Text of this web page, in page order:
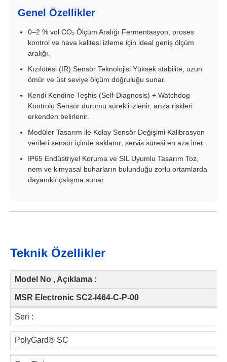
Genel Özellikler
0–2 % vol CO₂ Ölçüm Aralığı Fermentasyon, proses
kontrol ve hava kalitesi izleme için ideal geniş ölçüm
aralığı.
Kızılötesi (IR) Sensör Teknolojisi Yüksek stabilite, uzun
ömür ve üst seviye ölçüm doğruluğu sunar.
Kendi Kendine Teşhis (Self-Diagnosis) + Watchdog
Kontrolü Sensör durumu sürekli izlenir, arıza riskleri
erkenden belirlenir.
Modüler Tasarım ile Kolay Sensör Değişimi Kalibrasyon
verileri sensör içinde saklanır; servis süresi en aza iner.
IP65 Endüstriyel Koruma ve SIL Uyumlu Tasarım Toz,
nem ve kimyasal buharların bulunduğu zorlu ortamlarda
dayanıklı çalışma sunar
Teknik Özellikler
Model No , Açıklama :
MSR Electronic SC2-I464-C-P-00
Seri :
PolyGard® SC